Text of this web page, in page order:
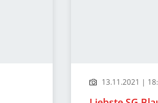
13.11.2021 |